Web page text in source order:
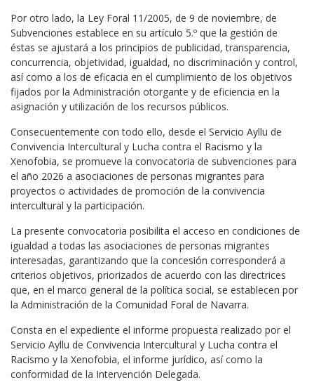
Por otro lado, la Ley Foral 11/2005, de 9 de noviembre, de
Subvenciones establece en su artículo 5.º que la gestión de
éstas se ajustará a los principios de publicidad, transparencia,
concurrencia, objetividad, igualdad, no discriminación y control,
así como a los de eficacia en el cumplimiento de los objetivos
fijados por la Administración otorgante y de eficiencia en la
asignación y utilización de los recursos públicos.
Consecuentemente con todo ello, desde el Servicio Ayllu de
Convivencia Intercultural y Lucha contra el Racismo y la
Xenofobia, se promueve la convocatoria de subvenciones para
el año 2026 a asociaciones de personas migrantes para
proyectos o actividades de promoción de la convivencia
intercultural y la participación.
La presente convocatoria posibilita el acceso en condiciones de
igualdad a todas las asociaciones de personas migrantes
interesadas, garantizando que la concesión corresponderá a
criterios objetivos, priorizados de acuerdo con las directrices
que, en el marco general de la política social, se establecen por
la Administración de la Comunidad Foral de Navarra.
Consta en el expediente el informe propuesta realizado por el
Servicio Ayllu de Convivencia Intercultural y Lucha contra el
Racismo y la Xenofobia, el informe jurídico, así como la
conformidad de la Intervención Delegada.